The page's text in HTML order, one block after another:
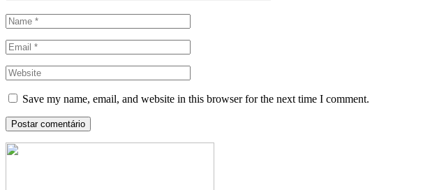
Save my name, email, and website in this browser for the next time I comment.